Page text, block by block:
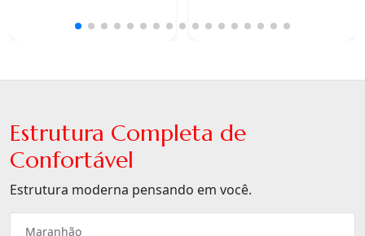
Estrutura Completa de
Confortável
Estrutura moderna pensando em você.
Maranhão